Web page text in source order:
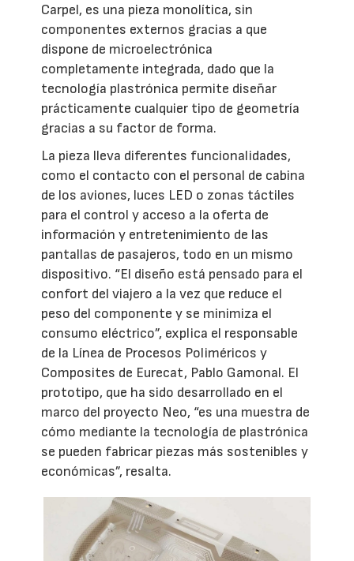
Carpel, es una pieza monolítica, sin
componentes externos gracias a que
dispone de microelectrónica
completamente integrada, dado que la
tecnología plastrónica permite diseñar
prácticamente cualquier tipo de geometría
gracias a su factor de forma.
La pieza lleva diferentes funcionalidades,
como el contacto con el personal de cabina
de los aviones, luces LED o zonas táctiles
para el control y acceso a la oferta de
información y entretenimiento de las
pantallas de pasajeros, todo en un mismo
dispositivo. “El diseño está pensado para el
confort del viajero a la vez que reduce el
peso del componente y se minimiza el
consumo eléctrico”, explica el responsable
de la Línea de Procesos Poliméricos y
Composites de Eurecat, Pablo Gamonal. El
prototipo, que ha sido desarrollado en el
marco del proyecto Neo, “es una muestra de
cómo mediante la tecnología de plastrónica
se pueden fabricar piezas más sostenibles y
económicas”, resalta.